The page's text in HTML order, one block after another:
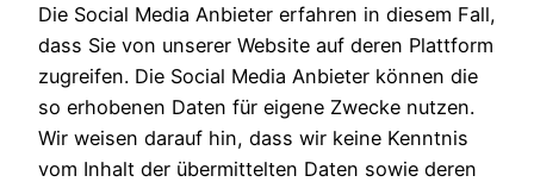
Die Social Media Anbieter erfahren in diesem Fall,
dass Sie von unserer Website auf deren Plattform
zugreifen. Die Social Media Anbieter können die
so erhobenen Daten für eigene Zwecke nutzen.
Wir weisen darauf hin, dass wir keine Kenntnis
vom Inhalt der übermittelten Daten sowie deren